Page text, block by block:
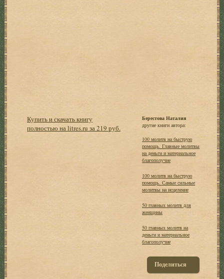
Купить и скачать книгу
полностью на litres.ru за 219 руб.
Берестова Наталия
другие книги автора:
100 молитв на быструю
помощь. Главные молитвы
на деньги и материальное
благополучие
100 молитв на быструю
помощь. Самые сильные
молитвы на исцеление
50 главных молитв для
женщины
50 главных молитв на
деньги и материальное
благополучие
Поделиться